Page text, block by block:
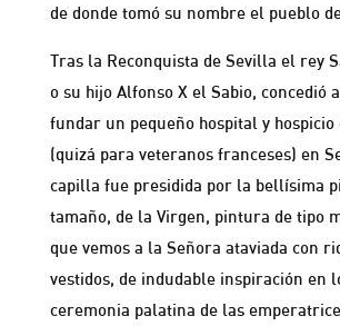
de donde tomó su nombre el pueblo
Tras la Reconquista de Sevilla el rey
o su hijo Alfonso X el Sabio, concedió
fundar un pequeño hospital y hospicio
(quizá para veteranos franceses) en
capilla fue presidida por la bellísima
tamaño, de la Virgen, pintura de tipo
que vemos a la Señora ataviada con
vestidos, de indudable inspiración en
ceremonia palatina de las